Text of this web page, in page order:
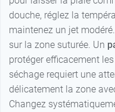
douche, réglez la
maintenez un jet
sur la zone suturée. Un
protéger efficacement
séchage requiert une
délicatement la zone
Changez